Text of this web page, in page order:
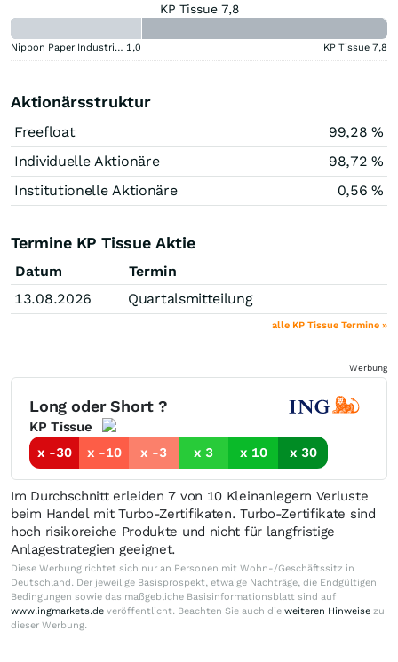
KP Tissue 7,8
Nippon Paper Industries 1,0 KP Tissue 7,8
Aktionärsstruktur
Freefloat
99,28 %
Individuelle Aktionäre
98,72 %
Institutionelle Aktionäre
0,56 %
Termine KP Tissue Aktie
Datum
Termin
13.08.2026
Quartalsmitteilung
alle KP Tissue Termine »
Werbung
Long oder Short ?
KP Tissue
x -30
x -10 x -3 x 3 x 10 x 30
Im Durchschnitt erleiden 7 von 10 Kleinanlegern Verluste
beim Handel mit Turbo-Zertifikaten. Turbo-Zertifikate sind
hoch risikoreiche Produkte und nicht für langfristige
Anlagestrategien geeignet.
Diese Werbung richtet sich nur an Personen mit Wohn-/Geschäftssitz in
Deutschland. Der jeweilige Basisprospekt, etwaige Nachträge, die Endgültigen
Bedingungen sowie das maßgebliche Basisinformationsblatt sind auf
www.ingmarkets.de veröffentlicht. Beachten Sie auch die weiteren Hinweise zu
dieser Werbung.